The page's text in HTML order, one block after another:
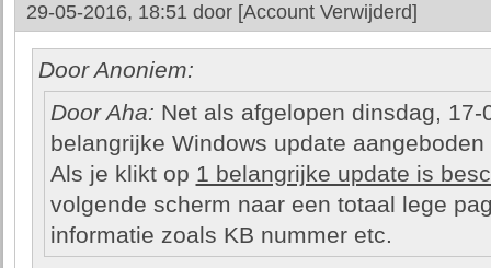
29-05-2016, 18:51 door [Account Verwijderd]
Door Anoniem:
Door Aha: Net als afgelopen dinsdag,
belangrijke Windows update
Als je klikt op 1 belangrijke update is
volgende scherm naar een totaal lege
informatie zoals KB nummer etc.